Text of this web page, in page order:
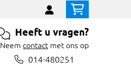
Heeft u vragen?
Neem contact met ons op
014-480251